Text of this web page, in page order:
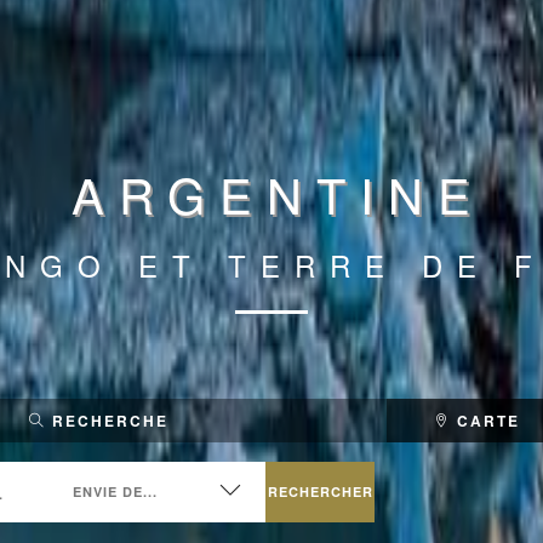
ARGENTINE
ET TERRE DE
RECHERCHE
RECHERCHER
CARTE